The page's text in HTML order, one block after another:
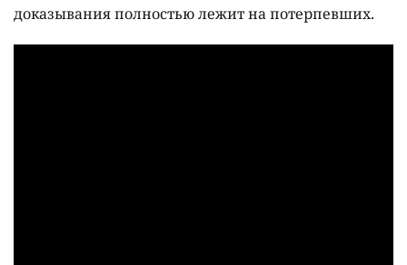
доказывания полностью лежит на потерпевших.